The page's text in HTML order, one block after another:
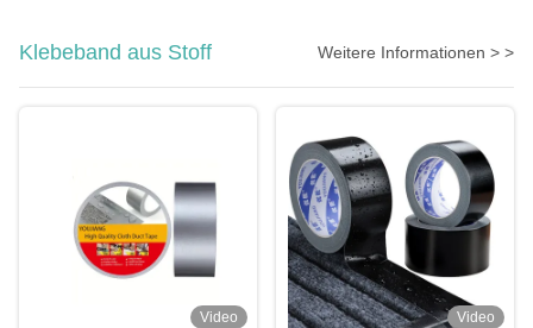
Klebeband aus Stoff Weitere Informationen > >
Video
Video